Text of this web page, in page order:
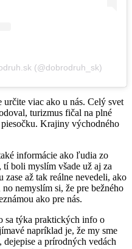
(@dobrodruh_sk)
viac ako u nás. Celý svet
turizmus fičal na plné
Krajiny východného
informácie ako ľudia zo
boli myslím všade už aj za
až tak reálne nevedeli, ako
nemyslím si, že pre bežného
ako pre nás.
sa týka praktických info o
napríklad je, že my sme
a prírodných vedách